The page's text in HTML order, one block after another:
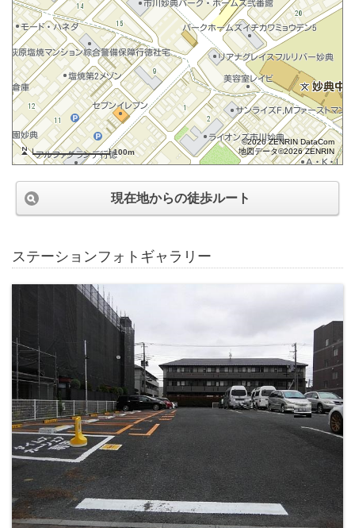
100m
©2026 ZENRIN DataCom
地図データ©2026 ZENRIN
現在地からの徒歩ルート
ステーションフォトギャラリー